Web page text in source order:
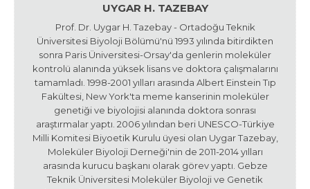
UYGAR H. TAZEBAY
Prof. Dr. Uygar H. Tazebay - Ortadoğu Teknik
Üniversitesi Biyoloji Bölümü'nü 1993 yılında bitirdikten
sonra Paris Üniversitesi-Orsay'da genlerin moleküler
kontrolü alanında yüksek lisans ve doktora çalışmalarını
tamamladı. 1998-2001 yılları arasında Albert Einstein Tıp
Fakültesi, New York'ta meme kanserinin moleküler
genetiği ve biyolojisi alanında doktora sonrası
araştırmalar yaptı. 2006 yılından beri UNESCO-Türkiye
Milli Komitesi Biyoetik Kurulu üyesi olan Uygar Tazebay,
Moleküler Biyoloji Derneği'nin de 2011-2014 yılları
arasında kurucu başkanı olarak görev yaptı. Gebze
Teknik Üniversitesi Moleküler Biyoloji ve Genetik